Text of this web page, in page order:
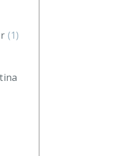
(1)